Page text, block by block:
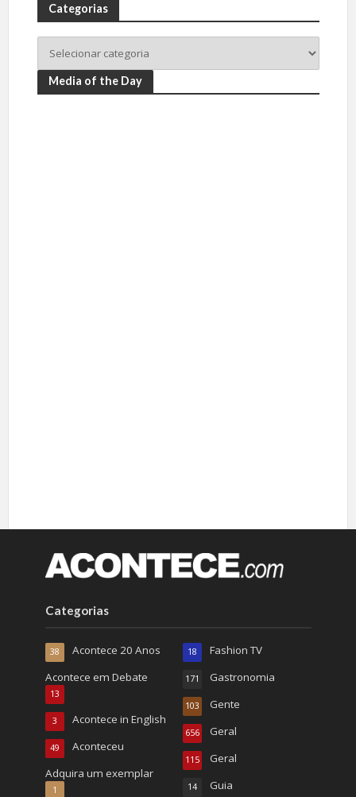
Categorias
Media of the Day
Categorias
Acontece 20 Anos
38
Acontece em Debate
13
Acontece in English
3
Aconteceu
49
Adquira um exemplar
1
Fashion TV
18
Gastronomia
171
Gente
103
Geral
656
Geral
115
Guia
14